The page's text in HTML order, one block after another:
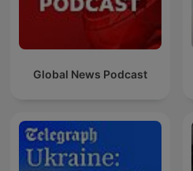
Global News Podcast